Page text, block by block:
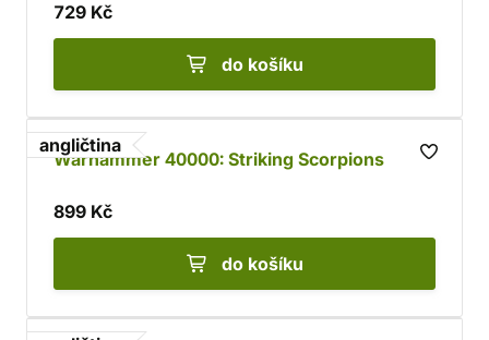
729 Kč
do košíku
angličtina
Warhammer 40000: Striking Scorpions
899 Kč
do košíku